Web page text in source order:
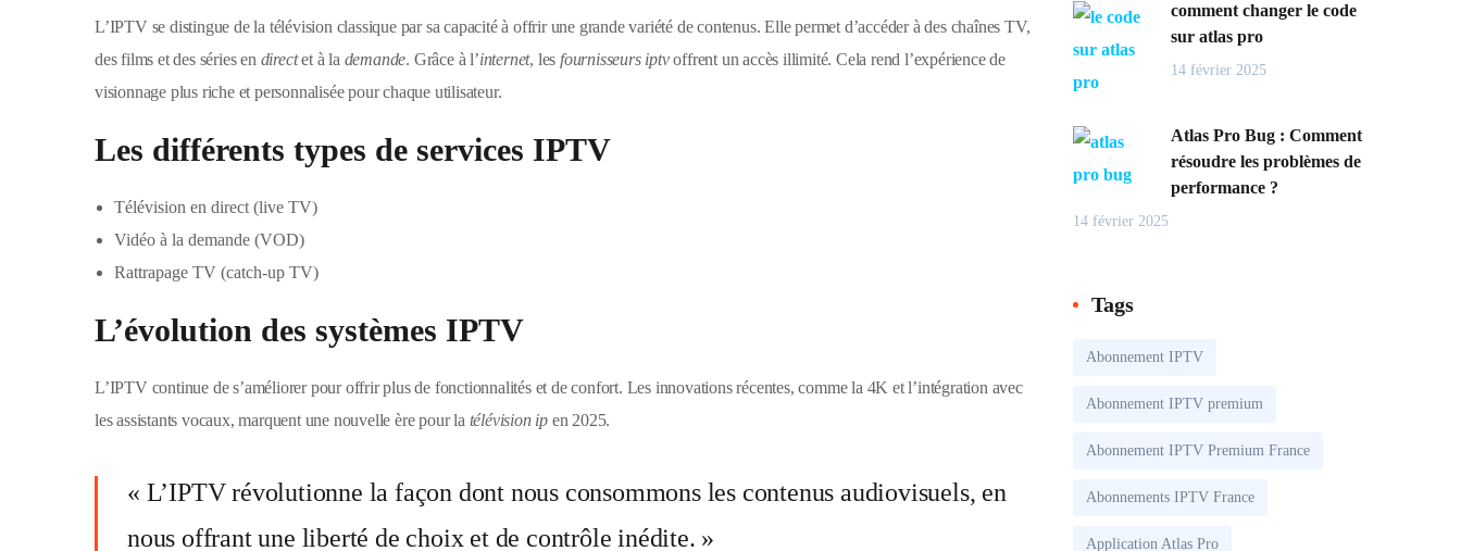
L’IPTV se distingue de la télévision classique par sa capacité à offrir une grande variété de contenus. Elle permet d’accéder à des chaînes TV,
des films et des séries en directet à la demande. Grâce à l’internet, les fournisseurs iptvoffrent un accès illimité. Cela rend l’expérience de
visionnage plus riche et personnalisée pour chaque utilisateur.
Les différents types de services IPTV
Télévision en direct (live TV)
Vidéo à la demande (VOD)
Rattrapage TV (catch-up TV)
L’évolution des systèmes IPTV
L’IPTV continue de s’améliorer pour offrir plus de fonctionnalités et de confort. Les innovations récentes, comme la 4K et l’intégration avec
les assistants vocaux, marquent une nouvelle ère pour la télévision ip en 2025.
« L’IPTV révolutionne la façon dont nous consommons les contenus audiovisuels, en
nous offrant une liberté de choix et de contrôle inédite. »
comment changer le code
sur atlas pro
14 février 2025
Atlas Pro Bug : Comment
résoudre les problèmes de
performance ?
14 février 2025
Tags
Abonnement IPTV
Abonnement IPTV premium
Abonnement IPTV Premium France
Abonnements IPTV France
Application Atlas Pro